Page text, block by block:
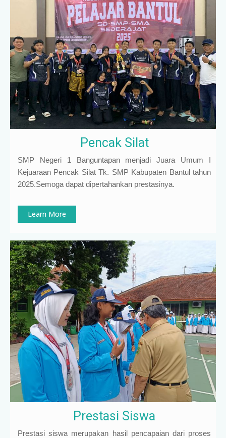
Pencak Silat
SMP Negeri 1 Banguntapan menjadi Juara Umum I
Kejuaraan Pencak Silat Tk. SMP Kabupaten Bantul tahun
2025.Semoga dapat dipertahankan prestasinya.
Learn More
Prestasi Siswa
Prestasi siswa merupakan hasil pencapaian dari proses